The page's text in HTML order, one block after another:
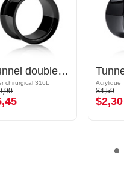
Tunnel double flared (acier chirurgical, noir)
chirurgical 316L Acrylique
$4,59
$2,30